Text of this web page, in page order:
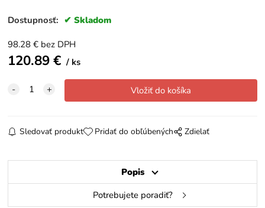
Dostupnosť: Skladom
98.28 € bez DPH
120.89€ ks
Sledovať produkt Pridať do obľúbených Zdielať
Popis
Potrebujete poradiť?